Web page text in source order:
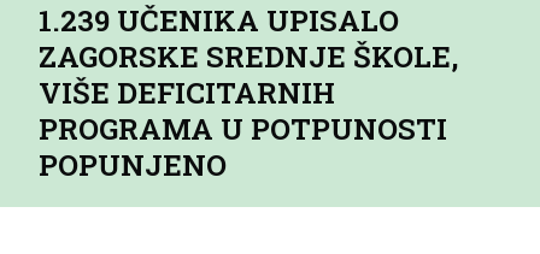
1.239 UČENIKA UPISALO
ZAGORSKE SREDNJE ŠKOLE,
VIŠE DEFICITARNIH
PROGRAMA U POTPUNOSTI
POPUNJENO